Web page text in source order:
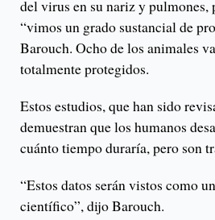
del virus en su nariz y pulmones,
“vimos un grado sustancial de
Barouch. Ocho de los animales
totalmente protegidos.
Estos estudios, que han sido
demuestran que los humanos
cuánto tiempo duraría, pero son
“Estos datos serán vistos como
científico”, dijo Barouch.